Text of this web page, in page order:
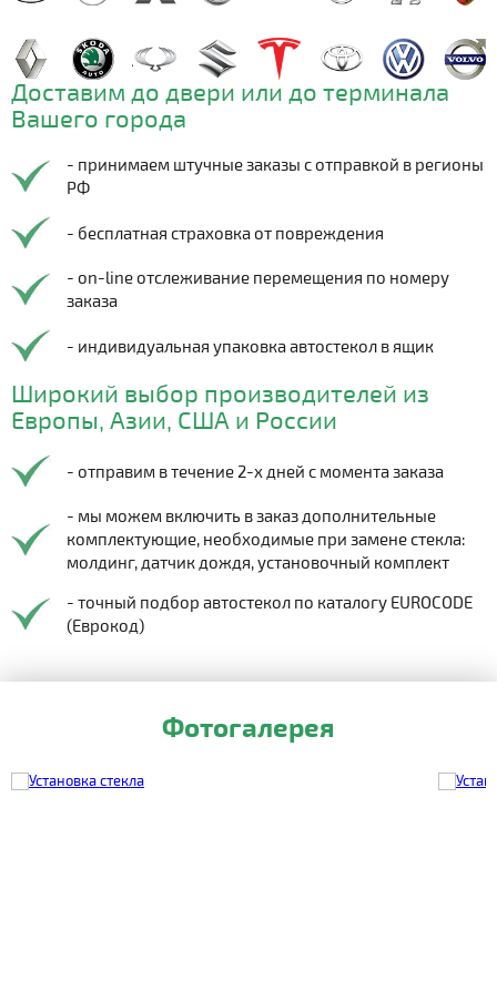
Доставим до двери или до терминала
Вашего города
- принимаем штучные заказы с отправкой в регионы
РФ
- бесплатная страховка от повреждения
- on-line отслеживание перемещения по номеру
заказа
- индивидуальная упаковка автостекол в ящик
Широкий выбор производителей из
Европы, Азии, США и России
- отправим в течение 2-х дней с момента заказа
- мы можем включить в заказ дополнительные
комплектующие, необходимые при замене стекла:
молдинг, датчик дождя, установочный комплект
- точный подбор автостекол по каталогу EUROCODE
(Еврокод)
Фотогалерея